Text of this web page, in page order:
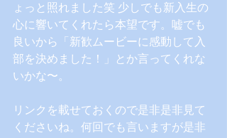
ょっと照れました笑 少しでも新入生の
心に響いてくれたら本望です。嘘でも
良いから「新歓ムービーに感動して入
部を決めました！」とか言ってくれな
いかな〜。
リンクを載せておくので是非是非見て
くださいね。何回でも言いますが是非